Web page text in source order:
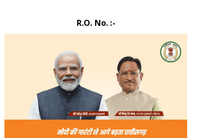
R.O. No. :-